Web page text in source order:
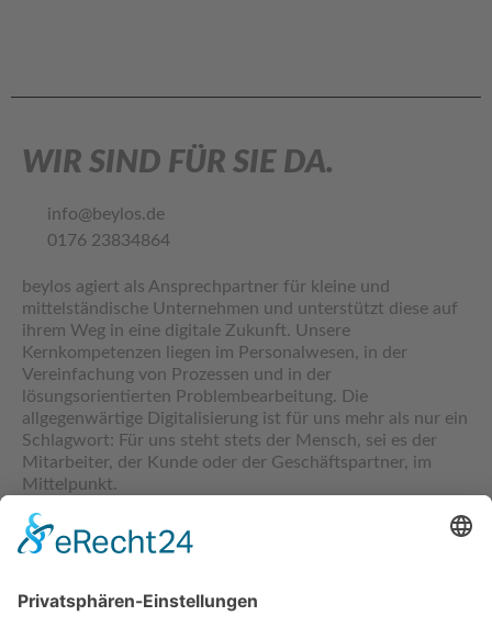
WIR SIND FÜR SIE DA.
info@beylos.de
0176 23834864
beylos agiert als Ansprechpartner für kleine und
mittelständische Unternehmen und unterstützt diese auf
ihrem Weg in eine digitale Zukunft. Unsere
Kernkompetenzen liegen im Personalwesen, in der
Vereinfachung von Prozessen und in der
lösungsorientierten Problembearbeitung. Die
allgegenwärtige Digitalisierung ist für uns mehr als nur ein
Schlagwort: Für uns steht stets der Mensch, sei es der
Mitarbeiter, der Kunde oder der Geschäftspartner, im
Mittelpunkt.